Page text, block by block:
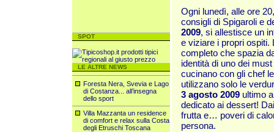
SPOT
LE ALTRE NEWS
Foresta Nera, Svevia e Lago
di Costanza... all’insegna
dello sport
Villa Mazzanta un residence
di comfort e relax sulla Costa
degli Etruschi Toscana
Ogni lunedì, alle ore
consigli di Spigaroli e
2009, si allestisce un
e viziare i propri ospiti.
completo che spazia
identità di uno dei
cucinano con gli chef
utilizzano solo le
3 agosto 2009 ultimo
dedicato ai dessert!
frutta e… poveri di
persona.